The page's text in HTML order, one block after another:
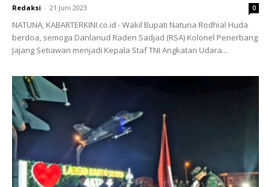
Redaksi - 21 Juni 2023 0
NATUNA, KABARTERKINI.co.id - Wakil Bupati Natuna Rodhial Huda
berdoa, semoga Danlanud Raden Sadjad (RSA) Kolonel Penerbang
Jajang Setiawan menjadi Kepala Staf TNI Angkatan Udara...